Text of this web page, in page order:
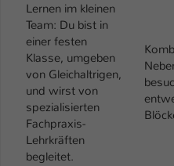
Lernen im kleinen
Team: Du bist in
einer festen
Klasse, umgeben
von Gleichaltrigen,
und wirst von
spezialisierten
Fachpraxis-
Lehrkräften
begleitet.